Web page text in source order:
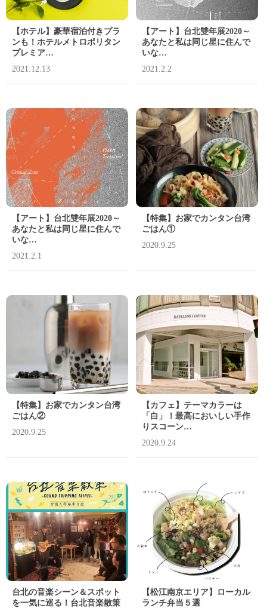
【ホテル】豪華宿泊付きプラ
ンも！ホテルメトロポリタン
プレミア…
2021.12.13
【アート】台北雙年展2020～
あなたと私は同じ星に住んで
いな…
2021.2.2
【アート】台北雙年展2020～
あなたと私は同じ星に住んで
いな…
2021.2.1
【特集】お家でカンタン台湾
ごはん①
2020.9.25
【特集】お家でカンタン台湾
ごはん②
2020.9.25
【カフェ】テーマカラーは
「白」！最高においしい手作
りスコーン…
2020.9.24
台北の音楽シーン＆スポット
を一気に巡る！台北音楽散策
【松江南京エリア】ローカル
ランチ弁当５選